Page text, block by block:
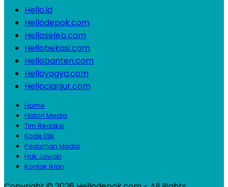
Hello.id
Hellodepok.com
Helloseleb.com
Hellobekasi.com
Hellobanten.com
Helloyogya.com
Hellocianjur.com
Home
Histori Media
Tim Redaksi
Kode Etik
Pedoman Media
Hak Jawab
Kontak Iklan